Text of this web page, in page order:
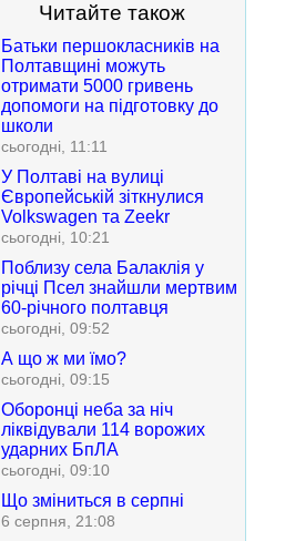
Читайте також
Батьки першокласників на
Полтавщині можуть
отримати 5000 гривень
допомоги на підготовку до
школи
сьогодні, 11:11
У Полтаві на вулиці
Європейській зіткнулися
Volkswagen та Zeekr
сьогодні, 10:21
Поблизу села Балаклія у
річці Псел знайшли мертвим
60-річного полтавця
сьогодні, 09:52
А що ж ми їмо?
сьогодні, 09:15
Оборонці неба за ніч
ліквідували 114 ворожих
ударних БпЛА
сьогодні, 09:10
Що зміниться в серпні
6 серпня, 21:08